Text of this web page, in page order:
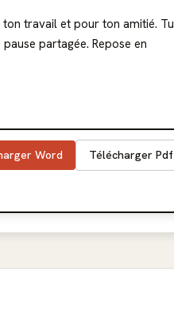
travail et pour ton amitié. Tu
partagée. Repose en
Word Télécharger Pdf